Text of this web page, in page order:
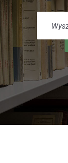
WYSZUKAJ
CENTRUM